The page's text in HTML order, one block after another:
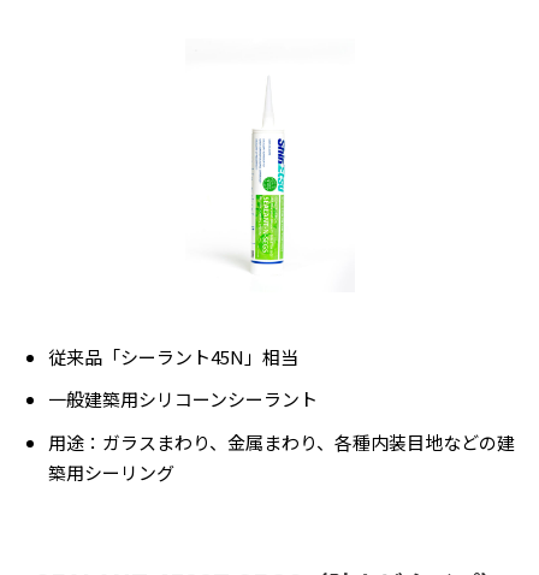
従来品「シーラント45N」相当
一般建築用シリコーンシーラント
用途：ガラスまわり、金属まわり、各種内装目地などの建
築用シーリング